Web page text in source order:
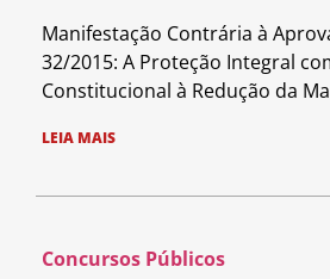
Manifestação Contrária à
32/2015: A Proteção Integral
Constitucional à Redução da
LEIA MAIS
Concursos Públicos